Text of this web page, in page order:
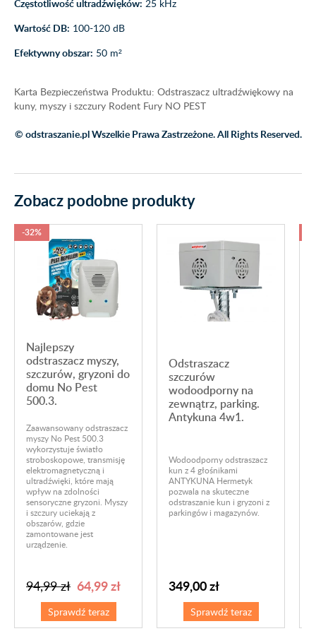
Częstotliwość ultradźwięków: 25 kHz
Wartość DB: 100-120 dB
Efektywny obszar: 50 m²
Karta Bezpieczeństwa Produktu: Odstraszacz ultradźwiękowy na
kuny, myszy i szczury Rodent Fury NO PEST
© odstraszanie.pl Wszelkie Prawa Zastrzeżone. All Rights Reserved.
Zobacz podobne produkty
Najlepszy
odstraszacz myszy,
szczurów, gryzoni do
domu No Pest
500.3.
-32%
Zaawansowany odstraszacz
myszy No Pest 500.3
wykorzystuje światło
stroboskopowe, transmisję
elektromagnetyczną i
ultradźwięki, które mają
wpływ na zdolności
sensoryczne gryzoni. Myszy
i szczury uciekają z
obszarów, gdzie
zamontowane jest
urządzenie.
94,99 zł 64,99 zł
Sprawdź teraz
Odstraszacz
szczurów
wodoodporny na
zewnątrz, parking.
Antykuna 4w1.
Wodoodporny odstraszacz
kun z 4 głośnikami
ANTYKUNA Hermetyk
pozwala na skuteczne
odstraszanie kun i gryzoni z
parkingów i magazynów.
349,00 zł
Sprawdź teraz